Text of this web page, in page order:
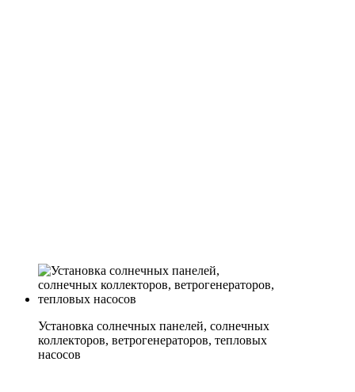
Установка солнечных панелей, солнечных
коллекторов, ветрогенераторов, тепловых
насосов